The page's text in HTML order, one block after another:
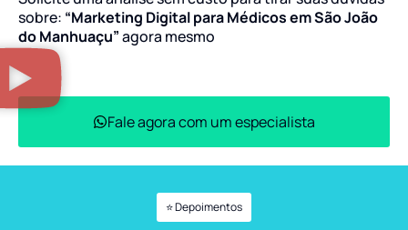
sobre: “Marketing Digital para Médicos em São João
do Manhuaçu”agora mesmo
Fale agora com um especialista
⭐ Depoimentos